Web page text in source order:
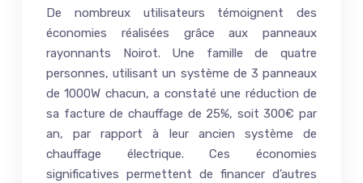
De nombreux utilisateurs témoignent des
économies réalisées grâce aux panneaux
rayonnants Noirot. Une famille de quatre
personnes, utilisant un système de 3 panneaux
de 1000W chacun, a constaté une réduction de
sa facture de chauffage de 25%, soit 300€ par
an, par rapport à leur ancien système de
chauffage électrique. Ces économies
significatives permettent de financer d’autres